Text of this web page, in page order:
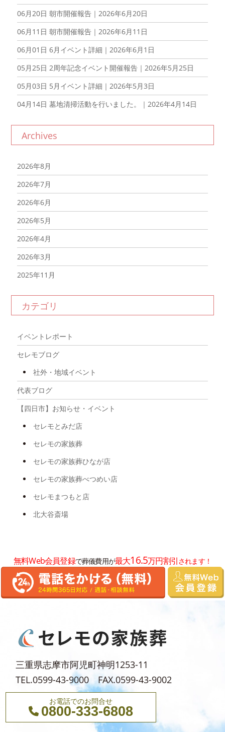
06月20日 朝市開催報告｜2026年6月20日
06月11日 朝市開催報告｜2026年6月11日
06月01日 6月イベント詳細｜2026年6月1日
05月25日 2周年記念イベント開催報告｜2026年5月25日
05月03日 5月イベント詳細｜2026年5月3日
04月14日 墓地清掃活動を行いました。｜2026年4月14日
Archives
2026年8月
2026年7月
2026年6月
2026年5月
2026年4月
2026年3月
2025年11月
2025年9月
2025年7月
2025年5月
2025年4月
2024年11月
2024年8月
2024年5月
2024年3月
2024年2月
2023年12月
カテゴリ
イベントレポート
セレモブログ
社外・地域イベント
代表ブログ
【四日市】お知らせ・イベント
セレモとみだ店
セレモの家族葬
セレモの家族葬ひなが店
セレモの家族葬べつめい店
セレモまつもと店
北大谷斎場
無料Web会員登録で葬儀費用が最大16.5万円割引されます！
三重県志摩市阿児町神明1253-11
TEL.0599-43-9000 FAX.0599-43-9002
お電話でのお問合せ
0800-333-6808